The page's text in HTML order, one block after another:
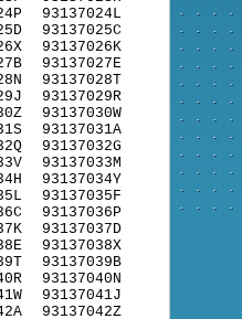
93137024L
93137025C
93137026K
93137027E
93137028T
93137029R
93137030W
93137031A
93137032G
93137033M
93137034Y
93137035F
93137036P
93137037D
93137038X
93137039B
93137040N
93137041J
93137042Z